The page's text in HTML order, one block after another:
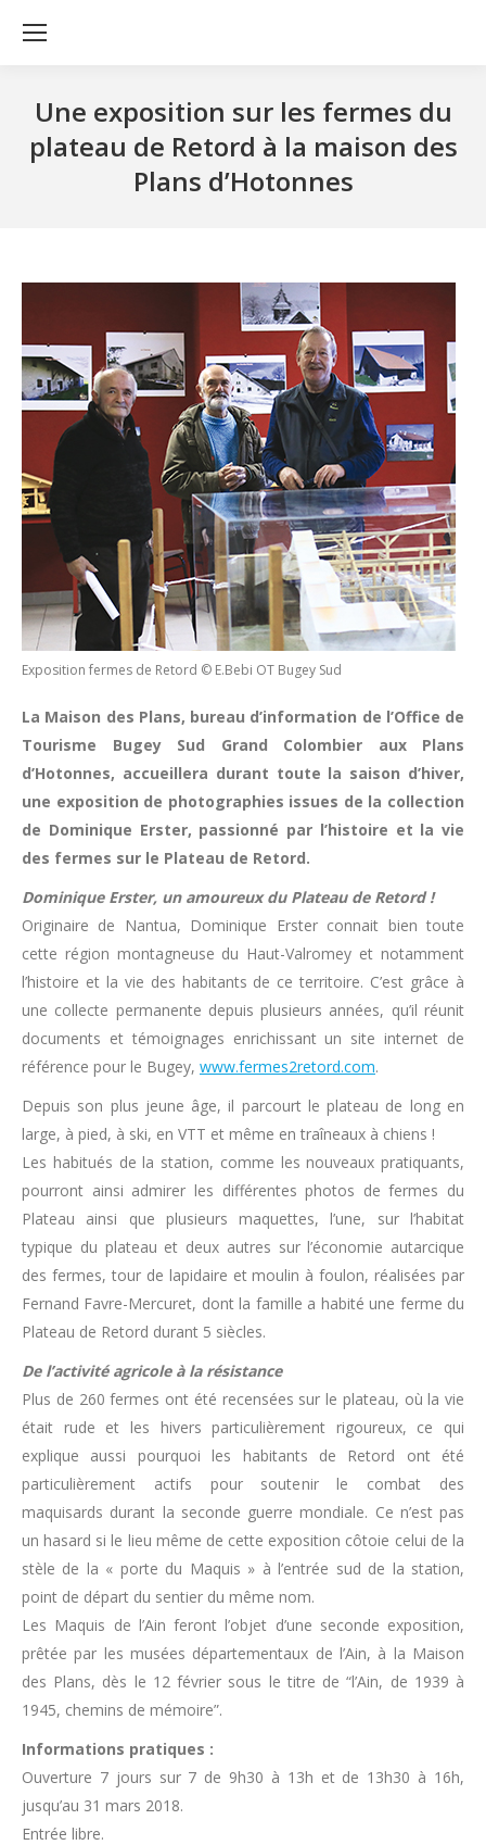
Une exposition sur les fermes du
plateau de Retord à la maison des
Plans d’Hotonnes
Exposition fermes de Retord © E.Bebi OT Bugey Sud
La Maison des Plans, bureau d’information de l’Office de
Tourisme Bugey Sud Grand Colombier aux Plans
d’Hotonnes, accueillera durant toute la saison d’hiver,
une exposition de photographies issues de la collection
de Dominique Erster, passionné par l’histoire et la vie
des fermes sur le Plateau de Retord.
Dominique Erster, un amoureux du Plateau de Retord !
Originaire de Nantua, Dominique Erster connait bien toute
cette région montagneuse du Haut-Valromey et notamment
l’histoire et la vie des habitants de ce territoire. C’est grâce à
une collecte permanente depuis plusieurs années, qu’il réunit
documents et témoignages enrichissant un site internet de
référence pour le Bugey, www.fermes2retord.com.
Depuis son plus jeune âge, il parcourt le plateau de long en
large, à pied, à ski, en VTT et même en traîneaux à chiens !
Les habitués de la station, comme les nouveaux pratiquants,
pourront ainsi admirer les différentes photos de fermes du
Plateau ainsi que plusieurs maquettes, l’une, sur l’habitat
typique du plateau et deux autres sur l’économie autarcique
des fermes, tour de lapidaire et moulin à foulon, réalisées par
Fernand Favre-Mercuret, dont la famille a habité une ferme du
Plateau de Retord durant 5 siècles.
De l’activité agricole à la résistance
Plus de 260 fermes ont été recensées sur le plateau, où la vie
était rude et les hivers particulièrement rigoureux, ce qui
explique aussi pourquoi les habitants de Retord ont été
particulièrement actifs pour soutenir le combat des
maquisards durant la seconde guerre mondiale. Ce n’est pas
un hasard si le lieu même de cette exposition côtoie celui de la
stèle de la « porte du Maquis » à l’entrée sud de la station,
point de départ du sentier du même nom.
Les Maquis de l’Ain feront l’objet d’une seconde exposition,
prêtée par les musées départementaux de l’Ain, à la Maison
des Plans, dès le 12 février sous le titre de “l’Ain, de 1939 à
1945, chemins de mémoire”.
Informations pratiques :
Ouverture 7 jours sur 7 de 9h30 à 13h et de 13h30 à 16h,
jusqu’au 31 mars 2018.
Entrée libre.